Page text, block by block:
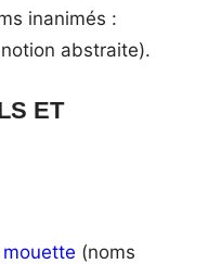
inanimés :
abstraite).
ET
(noms